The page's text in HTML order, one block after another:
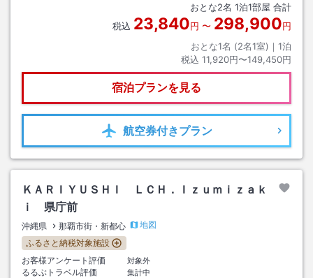
おとな2名 1泊1部屋 合計
税込 23,840円 〜 298,900円
おとな1名 (2名1室)｜ 1泊
税込 11,920円〜149,450円
宿泊プランを見る
航空券付きプラン
ＫＡＲＩＹＵＳＨＩ ＬＣＨ．Ｉｚｕｍｉｚａｋ
ｉ 県庁前
沖縄県 那覇市街・新都心
地図
ふるさと納税対象施設
お客様アンケート評価
対象外
るるぶトラベル評価
集計中